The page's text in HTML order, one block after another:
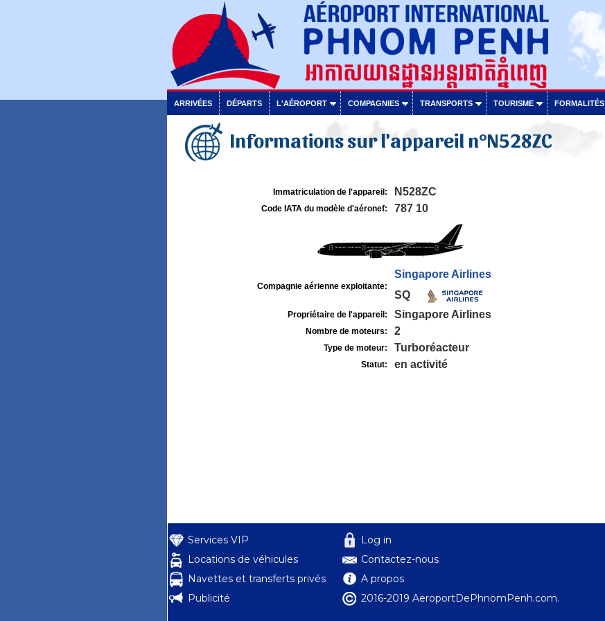
ARRIVÉES DÉPARTS L'AÉROPORT COMPAGNIES TRANSPORTS TOURISME FORMALITÉS
Informations sur l'appareil n°N528ZC
Immatriculation de l'appareil: N528ZC
Code IATA du modèle d'aéronef: 787 10
Compagnie aérienne exploitante:
Singapore Airlines
SQ
Propriétaire de l'appareil: Singapore Airlines
Nombre de moteurs: 2
Type de moteur: Turboréacteur
Statut: en activité
Services VIP
Locations de véhicules
Navettes et transferts privés
Publicité
Log in
Contactez-nous
A propos
2016-2019 AeroportDePhnomPenh.com.